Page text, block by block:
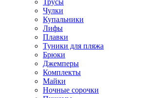
Чулки
Купальники
Лифы
Плавки
Туники для пляжа
Брюки
Джемперы
Комплекты
Майки
Ночные сорочки